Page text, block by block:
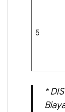
5
*